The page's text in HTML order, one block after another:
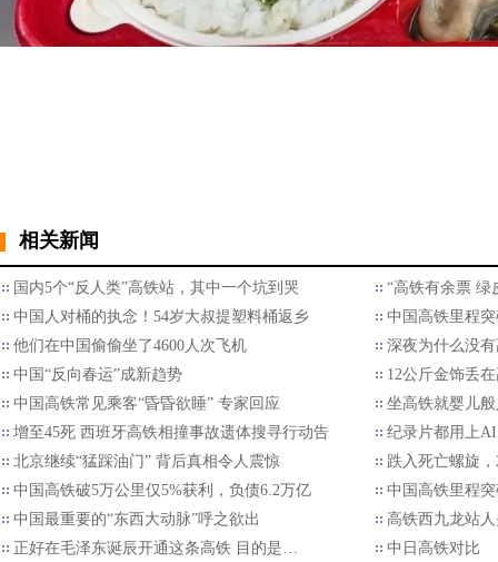
相关新闻
国内5个“反人类”高铁站，其中一个坑到哭
“高铁有余票
中国人对桶的执念！54岁大叔提塑料桶返乡
中国高铁里程
他们在中国偷偷坐了4600人次飞机
深夜为什么没
中国“反向春运”成新趋势
12公斤金饰丢
中国高铁常见乘客“昏昏欲睡” 专家回应
坐高铁就婴儿
增至45死 西班牙高铁相撞事故遗体搜寻行动告
纪录片都用上
北京继续“猛踩油门” 背后真相令人震惊
跌入死亡螺旋
中国高铁破5万公里仅5%获利，负债6.2万亿
中国高铁里程
中国最重要的“东西大动脉”呼之欲出
高铁西九龙站
正好在毛泽东诞辰开通这条高铁 目的是…
中日高铁对比